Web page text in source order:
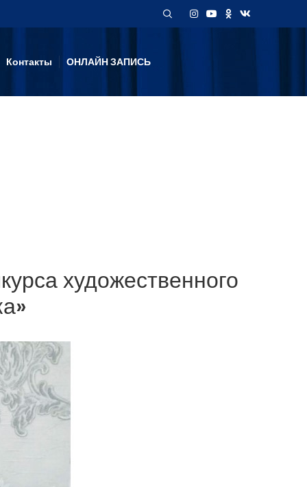
Контакты ОНЛАЙН ЗАПИСЬ
художественного